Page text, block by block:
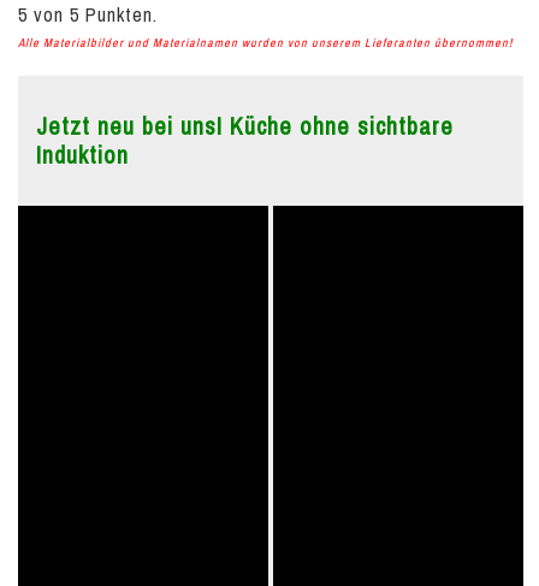
5 von 5 Punkten.
Alle Materialbilder und Materialnamen wurden von unserem Lieferanten übernommen!
Jetzt neu bei uns! Küche ohne sichtbare
Induktion